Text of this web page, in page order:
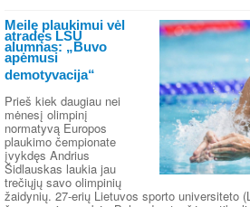
Meilę plaukimui vėl
atradęs LSU
alumnas: „Buvo
apėmusi
demotyvacija“
Prieš kiek daugiau nei
mėnesį olimpinį
normatyvą Europos
plaukimo čempionate
įvykdęs Andrius
Šidlauskas laukia jau
trečiųjų savo olimpinių
žaidynių. 27-erių Lietuvos sporto universiteto